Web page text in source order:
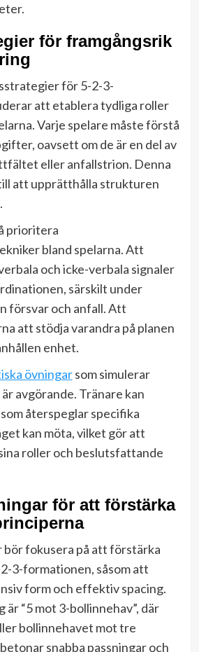
för framgångsrik
för 5-2-3-
att etablera tydliga roller
Varje spelare måste förstå
oavsett om de är en del av
eller anfallstrion. Denna
att upprätthålla strukturen
prioritera
bland spelarna. Att
och icke-verbala signaler
särskilt under
försvar och anfall. Att
att stödja varandra på planen
enhet.
övningarsom simulerar
avgörande. Tränare kan
återspeglar specifika
kan möta, vilket gör att
roller och beslutsfattande
för att förstärka
bör fokusera på att förstärka
3-formationen, såsom att
form och effektiv spacing.
“5 mot 3-bollinnehav”, där
bollinnehavet mot tre
snabba passningar och